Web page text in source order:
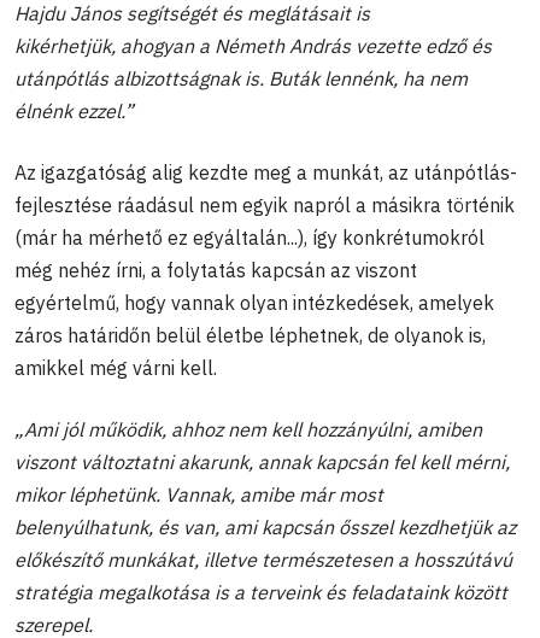
Hajdu János segítségét és meglátásait is
kikérhetjük, ahogyan a Németh András vezette edző és
utánpótlás albizottságnak is. Buták lennénk, ha nem
élnénk ezzel.”
Az igazgatóság alig kezdte meg a munkát, az utánpótlás-
fejlesztése ráadásul nem egyik napról a másikra történik
(már ha mérhető ez egyáltalán...), így konkrétumokról
még nehéz írni, a folytatás kapcsán az viszont
egyértelmű, hogy vannak olyan intézkedések, amelyek
záros határidőn belül életbe léphetnek, de olyanok is,
amikkel még várni kell.
„Ami jól működik, ahhoz nem kell hozzányúlni, amiben
viszont változtatni akarunk, annak kapcsán fel kell mérni,
mikor léphetünk. Vannak, amibe már most
belenyúlhatunk, és van, ami kapcsán ősszel kezdhetjük az
előkészítő munkákat, illetve természetesen a hosszútávú
stratégia megalkotása is a terveink és feladataink között
szerepel.